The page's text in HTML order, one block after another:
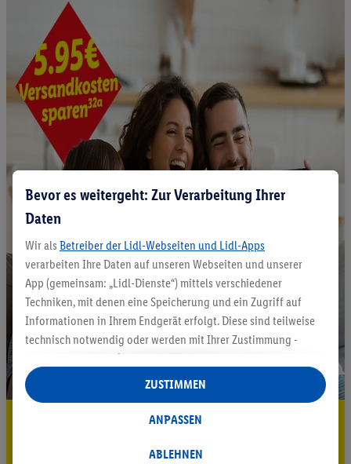
5.95 € Versand sparen³²ᵃ
Jetzt zum Newsletter anmelden
Bevor es weitergeht: Zur Verarbeitung Ihrer
Daten
Wir als Betreiber der Lidl-Webseiten und Lidl-Apps
verarbeiten Ihre Daten auf unseren Webseiten und unserer
App (gemeinsam: „Lidl-Dienste“) mittels verschiedener
Techniken, mit denen eine Speicherung und ein Zugriff auf
Informationen in Ihrem Endgerät erfolgt. Diese sind teilweise
technisch notwendig oder werden mit Ihrer Zustimmung -
auch durch Partner (u.a.
Verantwortliche; im Zusammenhang mit dem IAB TCF
insgesamt
Statistik-Erstellung oder für personalisierte Werbung
Datenverarbeitungen für personalisierte Werbung werden
ABLEHNEN
ANPASSEN
ZUSTIMMEN